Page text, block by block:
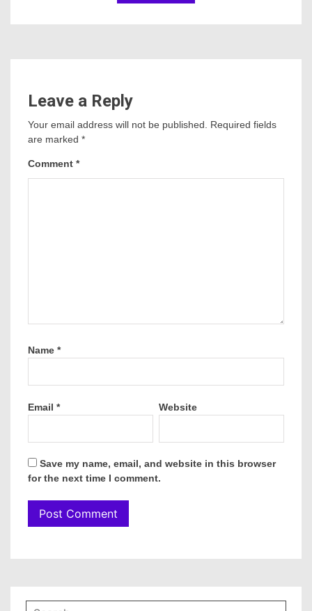
Leave a Reply
Your email address will not be published. Required fields
are marked *
Comment *
Name *
Email * Website
Save my name, email, and website in this browser
for the next time I comment.